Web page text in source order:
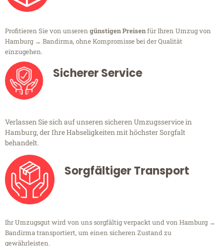
Profitieren Sie von unseren günstigen Preisenfür Ihren Umzug von
Hamburg → Bandirma, ohne Kompromisse bei der Qualität
einzugehen.
Sicherer Service
Verlassen Sie sich auf unseren sicheren Umzugsservice in
Hamburg, der Ihre Habseligkeiten mit höchster Sorgfalt
behandelt.
Sorgfältiger Transport
Ihr Umzugsgut wird von uns sorgfältig verpackt und von Hamburg →
Bandirma transportiert, um einen sicheren Zustand zu
gewährleisten.